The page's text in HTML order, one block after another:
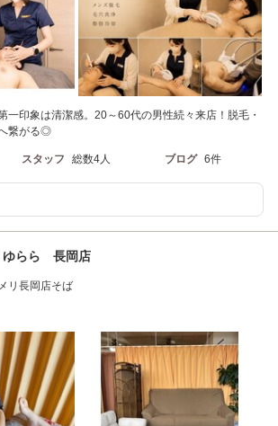
一印象は清潔感。20～60代の男性続々来店！脱毛・
繋がる◎
スタッフ 総数4人 ブログ 6件
ゆらら 長岡店
リ長岡店そば